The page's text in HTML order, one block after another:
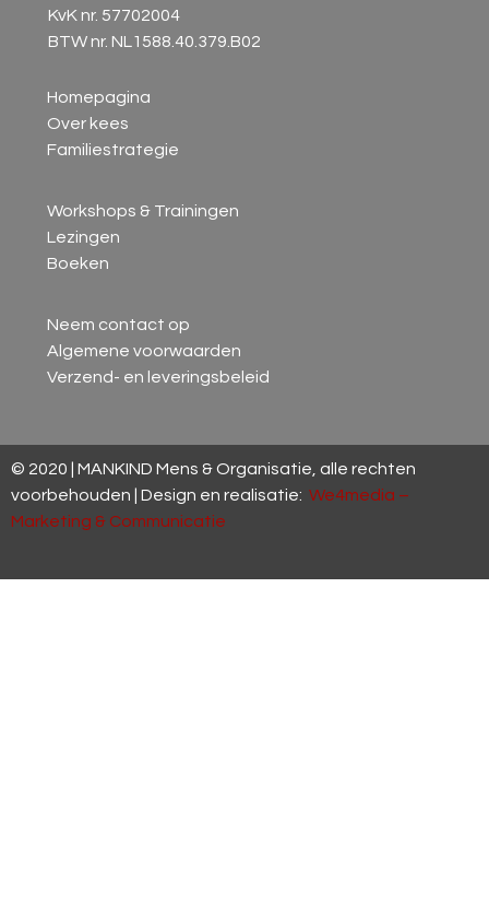
KvK nr. 57702004
BTW nr. NL1588.40.379.B02
Homepagina
Over kees
Familiestrategie
Workshops & Trainingen
Lezingen
Boeken
Neem contact op
Algemene voorwaarden
Verzend- en leveringsbeleid
© 2020 | MANKIND Mens & Organisatie, alle rechten
voorbehouden | Design en realisatie: We4media –
Marketing & Communicatie